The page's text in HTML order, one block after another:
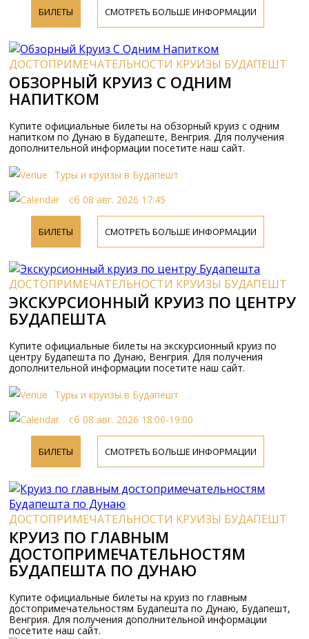
БИЛЕТЫ СМОТРЕТЬ БОЛЬШЕ ИНФОРМАЦИИ
ДОСТОПРИМЕЧАТЕЛЬНОСТИ КРУИЗЫ БУДАПЕШТ
ОБЗОРНЫЙ КРУИЗ С ОДНИМ
НАПИТКОМ
Купите официальные билеты на обзорный круиз с одним
напитком по Дунаю в Будапеште, Венгрия. Для получения
дополнительной информации посетите наш сайт.
Туры и круизы в Будапешт
сб 08 авг. 2026 17:45
БИЛЕТЫ СМОТРЕТЬ БОЛЬШЕ ИНФОРМАЦИИ
ДОСТОПРИМЕЧАТЕЛЬНОСТИ КРУИЗЫ БУДАПЕШТ
ЭКСКУРСИОННЫЙ КРУИЗ ПО ЦЕНТРУ
БУДАПЕШТА
Купите официальные билеты на экскурсионный круиз по
центру Будапешта по Дунаю, Венгрия. Для получения
дополнительной информации посетите наш сайт.
Туры и круизы в Будапешт
сб 08 авг. 2026 18:00-19:00
БИЛЕТЫ СМОТРЕТЬ БОЛЬШЕ ИНФОРМАЦИИ
ДОСТОПРИМЕЧАТЕЛЬНОСТИ КРУИЗЫ БУДАПЕШТ
КРУИЗ ПО ГЛАВНЫМ
ДОСТОПРИМЕЧАТЕЛЬНОСТЯМ
БУДАПЕШТА ПО ДУНАЮ
Купите официальные билеты на круиз по главным
достопримечательностям Будапешта по Дунаю, Будапешт,
Венгрия. Для получения дополнительной информации
посетите наш сайт.